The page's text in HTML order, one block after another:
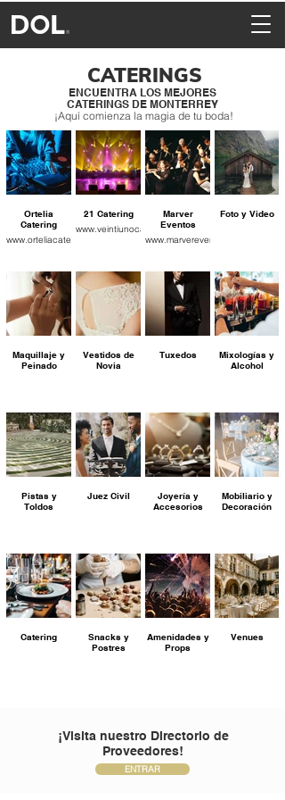
CATERINGS
ENCUENTRA LOS MEJORES
CATERINGS DE MONTERREY
¡Aquí comienza la magia de tu boda!
Ortelia
Catering
www.orteliacatering.com
21 Catering
www.veintiunocatering.com
Marver
Eventos
www.marvereventos.com
Foto y Video
Maquillaje y
Peinado
Vestidos de
Novia
Tuxedos
Mixologías y
Alcohol
Pistas y
Toldos
Juez Civil
Joyería y
Accesorios
Mobiliario y
Decoración
Catering
Snacks y
Postres
Amenidades y
Props
Venues
¡Visita nuestro Directorio de
Proveedores!
ENTRAR